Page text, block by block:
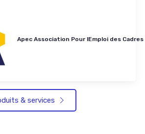
Apec Association Pour lEmploi des Cadres
& services